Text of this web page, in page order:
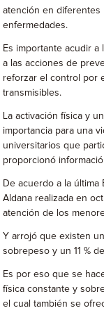
atención en diferentes
enfermedades.
Es importante acudir
a las acciones de
reforzar el control por
transmisibles.
La activación física y
importancia para una
universitarios que
proporcionó
De acuerdo a la última
Aldana realizada en
atención de los
Y arrojó que existen
sobrepeso y un 11 %
Es por eso que se
física constante y
el cual también se